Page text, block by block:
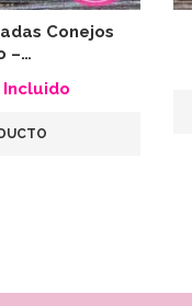
Conejos
–…
Incluido